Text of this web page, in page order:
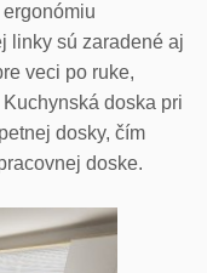
linky sú zaradené aj
veci po ruke,
doska pri
dosky, čím
doske.